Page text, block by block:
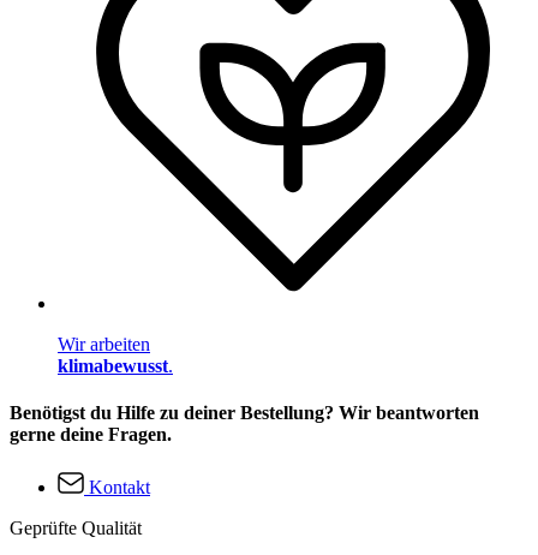
Wir arbeiten
klimabewusst.
Benötigst du Hilfe zu deiner Bestellung? Wir beantworten
gerne deine Fragen.
Kontakt
Geprüfte Qualität